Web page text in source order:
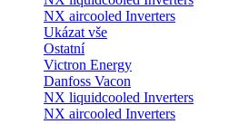
NX aircooled Inverters
Ukázat vše
Ostatní
Victron Energy
Danfoss Vacon
NX liquidcooled Inverters
NX aircooled Inverters